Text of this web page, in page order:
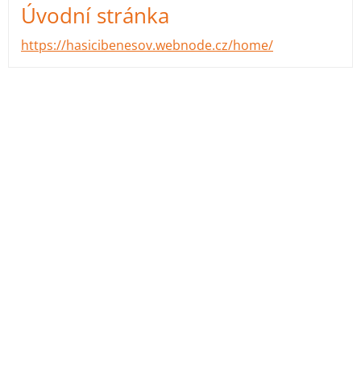
Úvodní stránka
https://hasicibenesov.webnode.cz/home/